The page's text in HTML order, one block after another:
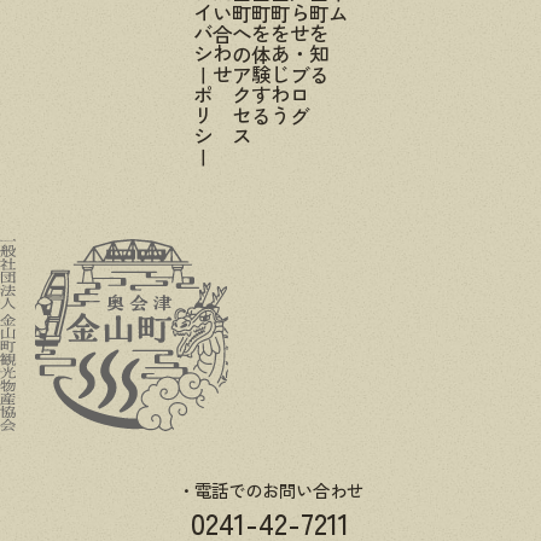
お知らせ・ブログ
金山町をあじわう
金山町を体験する
金山町へのアクセス
プライバシーポリシー
電話でのお問い合わせ
0241-42-7211